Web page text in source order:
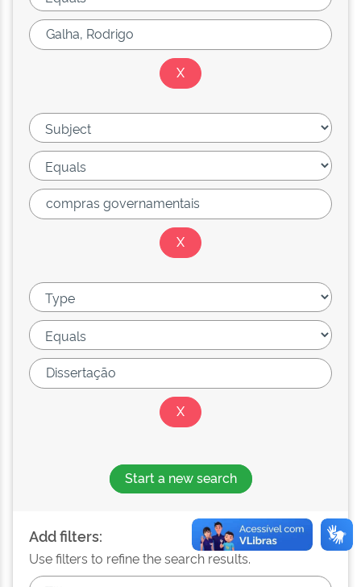
Start a new search
Add filters:
Use filters to refine the search results.